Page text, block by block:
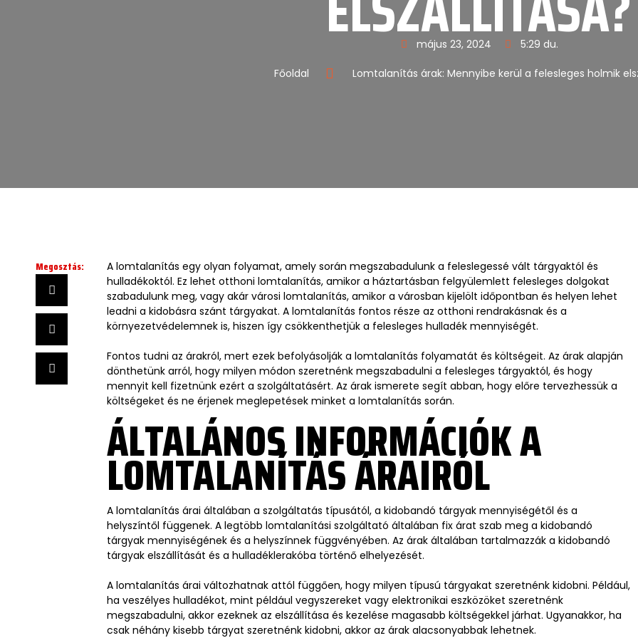
május 23, 2024 5:29 du.
Főoldal Lomtalanítás árak: Mennyibe kerül a felesleges holmik
Megosztás:
A lomtalanítás egy olyan folyamat, amely során megszabadulunk a feleslegessé vált tárgyaktól és
hulladékoktól. Ez lehet otthoni lomtalanítás, amikor a háztartásban felgyülemlett felesleges dolgokat
szabadulunk meg, vagy akár városi lomtalanítás, amikor a városban kijelölt időpontban és helyen lehet
leadni a kidobásra szánt tárgyakat. A lomtalanítás fontos része az otthoni rendrakásnak és a
környezetvédelemnek is, hiszen így csökkenthetjük a felesleges hulladék mennyiségét.
Fontos tudni az árakról, mert ezek befolyásolják a lomtalanítás folyamatát és költségeit. Az árak alapján
dönthetünk arról, hogy milyen módon szeretnénk megszabadulni a felesleges tárgyaktól, és hogy
mennyit kell fizetnünk ezért a szolgáltatásért. Az árak ismerete segít abban, hogy előre tervezhessük a
költségeket és ne érjenek meglepetések minket a lomtalanítás során.
ÁLTALÁNOS INFORMÁCIÓK A
LOMTALANÍTÁS ÁRAIRÓL
A lomtalanítás árai általában a szolgáltatás típusától, a kidobandó tárgyak mennyiségétől és a
helyszíntől függenek. A legtöbb lomtalanítási szolgáltató általában fix árat szab meg a kidobandó
tárgyak mennyiségének és a helyszínnek függvényében. Az árak általában tartalmazzák a kidobandó
tárgyak elszállítását és a hulladéklerakóba történő elhelyezését.
A lomtalanítás árai változhatnak attól függően, hogy milyen típusú tárgyakat szeretnénk kidobni. Például,
ha veszélyes hulladékot, mint például vegyszereket vagy elektronikai eszközöket szeretnénk
megszabadulni, akkor ezeknek az elszállítása és kezelése magasabb költségekkel járhat. Ugyanakkor, ha
csak néhány kisebb tárgyat szeretnénk kidobni, akkor az árak alacsonyabbak lehetnek.